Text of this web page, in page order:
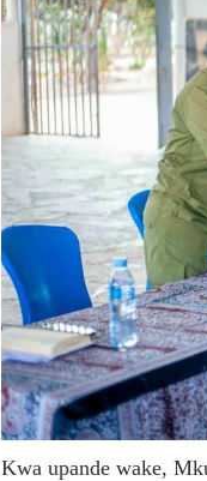
Kwa upande wake,